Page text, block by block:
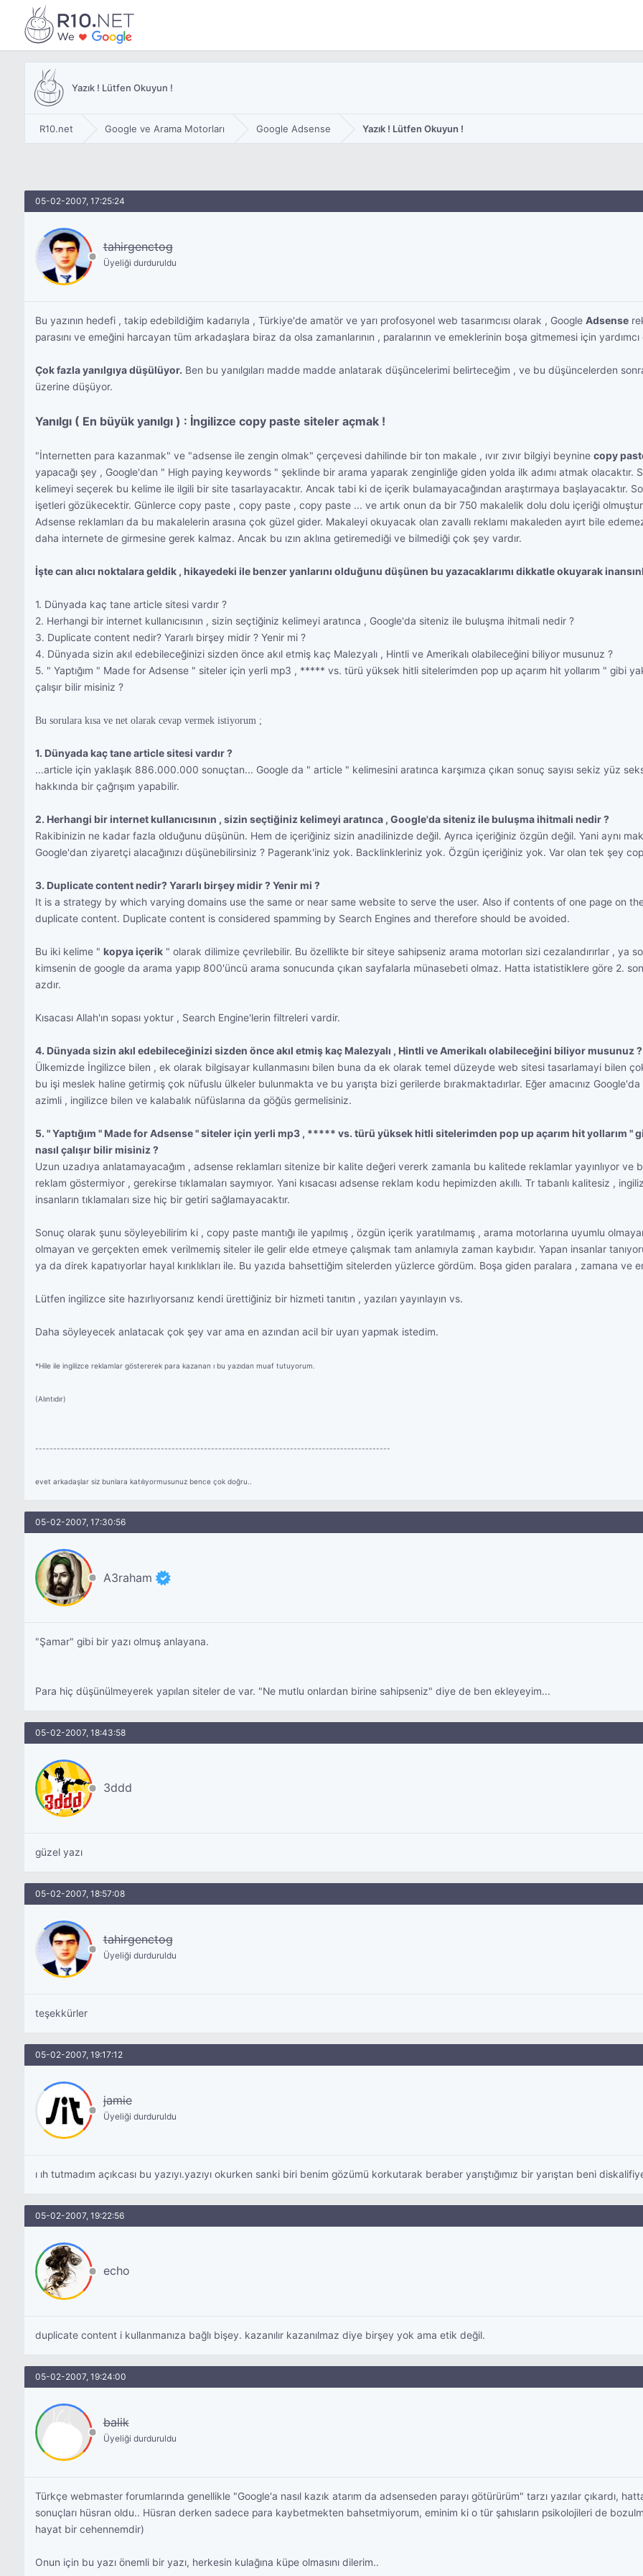
Yazık ! Lütfen Okuyun !
R10.net Google ve Arama Motorları Google Adsense Yazık ! Lütfen Okuyun !
05-02-2007, 17:25:24
tahirgenctog
Üyeliği durduruldu
Bu yazının hedefi , takip edebildiğim kadarıyla , Türkiye'de amatör ve yarı profosyonel web tasarımcısı olarak , Google Adsense
parasını ve emeğini harcayan tüm arkadaşlara biraz da olsa zamanlarının , paralarının ve emeklerinin boşa gitmemesi için
Çok fazla yanılgıya düşülüyor. Ben bu yanılgıları madde madde anlatarak düşüncelerimi belirteceğim , ve bu düşüncelerden
üzerine düşüyor.
Yanılgı ( En büyük yanılgı ) : İngilizce copy paste siteler açmak !
"İnternetten para kazanmak" ve "adsense ile zengin olmak" çerçevesi dahilinde bir ton makale , ıvır zıvır bilgiyi beynine copy
yapacağı şey , Google'dan " High paying keywords " şeklinde bir arama yaparak zenginliğe giden yolda ilk adımı atmak olacaktır.
kelimeyi seçerek bu kelime ile ilgili bir site tasarlayacaktır. Ancak tabi ki de içerik bulamayacağından araştırmaya başlayacaktır.
işetleri gözükecektir. Günlerce copy paste , copy paste , copy paste ... ve artık onun da bir 750 makalelik dolu dolu içeriği
Adsense reklamları da bu makalelerin arasına çok güzel gider. Makaleyi okuyacak olan zavallı reklamı makaleden ayırt bile
daha internete de girmesine gerek kalmaz. Ancak bu ızın aklına getiremediği ve bilmediği çok şey vardır.
İşte can alıcı noktalara geldik , hikayedeki ile benzer yanlarını olduğunu düşünen bu yazacaklarımı dikkatle okuyarak
1. Dünyada kaç tane article sitesi vardır ?
2. Herhangi bir internet kullanıcısının , sizin seçtiğiniz kelimeyi aratınca , Google'da siteniz ile buluşma ihitmali nedir ?
3. Duplicate content nedir? Yararlı birşey midir ? Yenir mi ?
4. Dünyada sizin akıl edebileceğinizi sizden önce akıl etmiş kaç Malezyalı , Hintli ve Amerikalı olabileceğini biliyor musunuz ?
5. " Yaptığım " Made for Adsense " siteler için yerli mp3 , ***** vs. türü yüksek hitli sitelerimden pop up açarım hit yollarım " gibi
çalışır bilir misiniz ?
Bu sorulara kısa ve net olarak cevap vermek istiyorum ;
1. Dünyada kaç tane article sitesi vardır ?
...article için yaklaşık 886.000.000 sonuçtan... Google da " article " kelimesini aratınca karşımıza çıkan sonuç sayısı sekiz yüz
hakkında bir çağrışım yapabilir.
2. Herhangi bir internet kullanıcısının , sizin seçtiğiniz kelimeyi aratınca , Google'da siteniz ile buluşma ihitmali nedir ?
Rakibinizin ne kadar fazla olduğunu düşünün. Hem de içeriğiniz sizin anadilinizde değil. Ayrıca içeriğiniz özgün değil. Yani aynı
Google'dan ziyaretçi alacağınızı düşünebilirsiniz ? Pagerank'iniz yok. Backlinkleriniz yok. Özgün içeriğiniz yok. Var olan tek şey
3. Duplicate content nedir? Yararlı birşey midir ? Yenir mi ?
It is a strategy by which varying domains use the same or near same website to serve the user. Also if contents of one page on
duplicate content. Duplicate content is considered spamming by Search Engines and therefore should be avoided.
Bu iki kelime " kopya içerik" olarak dilimize çevrilebilir. Bu özellikte bir siteye sahipseniz arama motorları sizi cezalandırırlar , ya
kimsenin de google da arama yapıp 800'üncü arama sonucunda çıkan sayfalarla münasebeti olmaz. Hatta istatistiklere göre 2.
azdır.
Kısacası Allah'ın sopası yoktur , Search Engine'lerin filtreleri vardir.
4. Dünyada sizin akıl edebileceğinizi sizden önce akıl etmiş kaç Malezyalı , Hintli ve Amerikalı olabileceğini biliyor musunuz ?
Ülkemizde İngilizce bilen , ek olarak bilgisayar kullanmasını bilen buna da ek olarak temel düzeyde web sitesi tasarlamayi bilen
bu işi meslek haline getirmiş çok nüfuslu ülkeler bulunmakta ve bu yarışta bizi gerilerde bırakmaktadırlar. Eğer amacınız
azimli , ingilizce bilen ve kalabalık nüfüslarına da göğüs germelisiniz.
5. " Yaptığım " Made for Adsense " siteler için yerli mp3 , ***** vs. türü yüksek hitli sitelerimden pop up açarım hit yollarım "
nasıl çalışır bilir misiniz ?
Uzun uzadıya anlatamayacağım , adsense reklamları sitenize bir kalite değeri vererk zamanla bu kalitede reklamlar yayınlıyor ve
reklam göstermiyor , gerekirse tıklamaları saymıyor. Yani kısacası adsense reklam kodu hepimizden akıllı. Tr tabanlı kalitesiz ,
insanların tıklamaları size hiç bir getiri sağlamayacaktır.
Sonuç olarak şunu söyleyebilirim ki , copy paste mantığı ile yapılmış , özgün içerik yaratılmamış , arama motorlarına uyumlu
olmayan ve gerçekten emek verilmemiş siteler ile gelir elde etmeye çalışmak tam anlamıyla zaman kaybıdır. Yapan insanlar
ya da direk kapatıyorlar hayal kırıklıkları ile. Bu yazıda bahsettiğim sitelerden yüzlerce gördüm. Boşa giden paralara , zamana ve
Lütfen ingilizce site hazırlıyorsanız kendi ürettiğiniz bir hizmeti tanıtın , yazıları yayınlayın vs.
Daha söyleyecek anlatacak çok şey var ama en azından acil bir uyarı yapmak istedim.
*Hile ile ingilizce reklamlar göstererek para kazanan ı bu yazıdan muaf tutuyorum.
(Alıntıdır)
---------------------------------------------------------------------------------------------------
evet arkadaşlar siz bunlara katılıyormusunuz bence çok doğru..
05-02-2007, 17:30:56
A3raham
"Şamar" gibi bir yazı olmuş anlayana.
Para hiç düşünülmeyerek yapılan siteler de var. "Ne mutlu onlardan birine sahipseniz" diye de ben ekleyeyim...
05-02-2007, 18:43:58
3ddd
güzel yazı
05-02-2007, 18:57:08
tahirgenctog
Üyeliği durduruldu
teşekkürler
05-02-2007, 19:17:12
jamie
Üyeliği durduruldu
ı ıh tutmadım açıkcası bu yazıyı.yazıyı okurken sanki biri benim gözümü korkutarak beraber yarıştığımız bir yarıştan beni
05-02-2007, 19:22:56
echo
duplicate content i kullanmanıza bağlı bişey. kazanılır kazanılmaz diye birşey yok ama etik değil.
05-02-2007, 19:24:00
balik
Üyeliği durduruldu
Türkçe webmaster forumlarında genellikle "Google'a nasıl kazık atarım da adsenseden parayı götürürüm" tarzı yazılar çıkardı,
sonuçları hüsran oldu.. Hüsran derken sadece para kaybetmekten bahsetmiyorum, eminim ki o tür şahısların psikolojileri de
hayat bir cehennemdir)
Onun için bu yazı önemli bir yazı, herkesin kulağına küpe olmasını dilerim..